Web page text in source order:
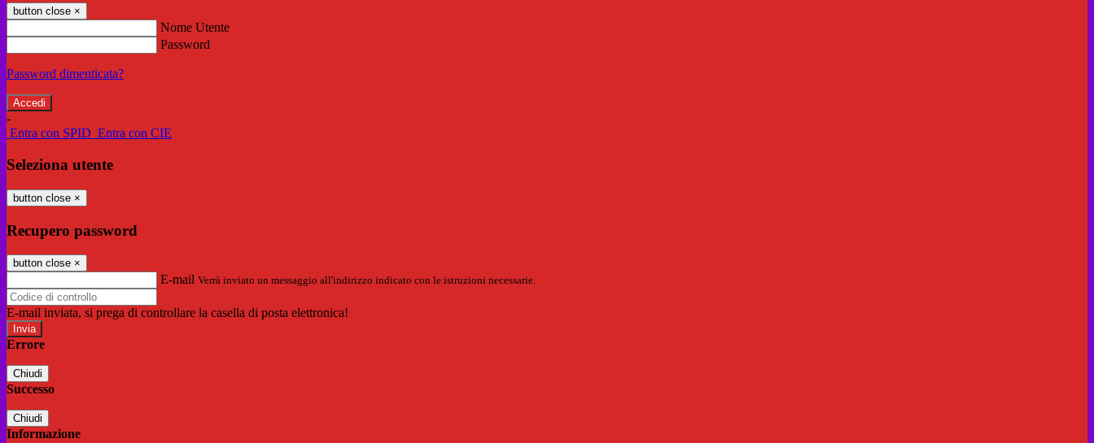
button close ×
Nome Utente
Password
Password dimenticata?
-
Entra con SPID Entra con CIE
Seleziona utente
button close ×
Recupero password
button close ×
E-mail Verrà inviato un messaggio all'indirizzo indicato con le istruzioni necessarie.
E-mail inviata, si prega di controllare la casella di posta elettronica!
Errore
Chiudi
Successo
Chiudi
Informazione